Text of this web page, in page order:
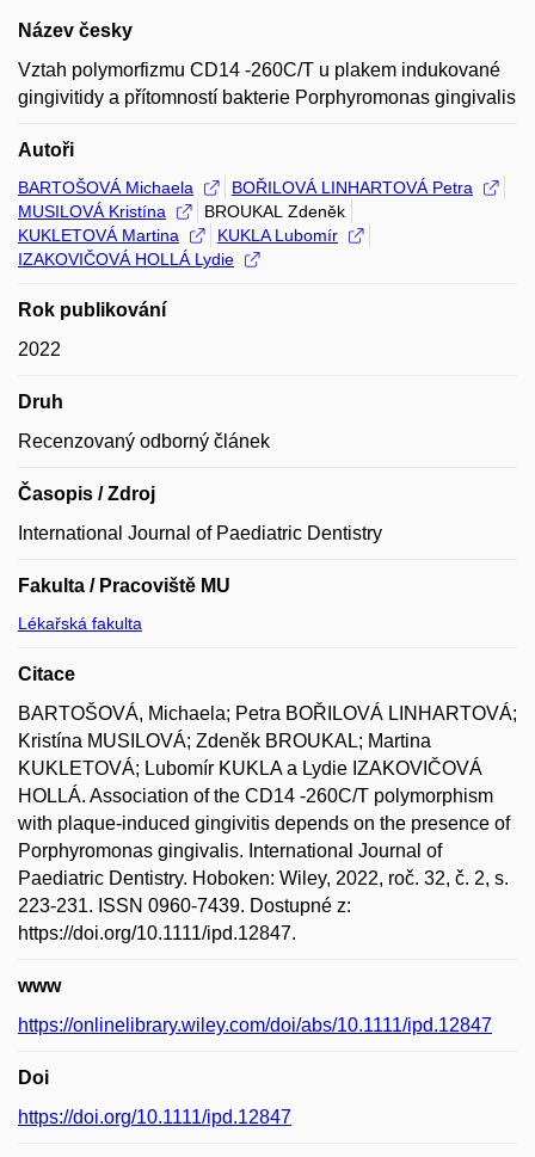
Název česky
Vztah polymorfizmu CD14 -260C/T u plakem indukované
gingivitidy a přítomností bakterie Porphyromonas gingivalis
Autoři
BARTOŠOVÁ Michaela
BOŘILOVÁ LINHARTOVÁ Petra
MUSILOVÁ Kristína
BROUKAL Zdeněk
KUKLETOVÁ Martina
KUKLA Lubomír
IZAKOVIČOVÁ HOLLÁ Lydie
Rok publikování
2022
Druh
Recenzovaný odborný článek
Časopis / Zdroj
International Journal of Paediatric Dentistry
Fakulta / Pracoviště MU
Lékařská fakulta
Citace
BARTOŠOVÁ, Michaela; Petra BOŘILOVÁ LINHARTOVÁ;
Kristína MUSILOVÁ; Zdeněk BROUKAL; Martina
KUKLETOVÁ; Lubomír KUKLA a Lydie IZAKOVIČOVÁ
HOLLÁ. Association of the CD14 -260C/T polymorphism
with plaque-induced gingivitis depends on the presence of
Porphyromonas gingivalis. International Journal of
Paediatric Dentistry. Hoboken: Wiley, 2022, roč. 32, č. 2, s.
223-231. ISSN 0960-7439. Dostupné z:
https://doi.org/10.1111/ipd.12847.
www
https://onlinelibrary.wiley.com/doi/abs/10.1111/ipd.12847
Doi
https://doi.org/10.1111/ipd.12847